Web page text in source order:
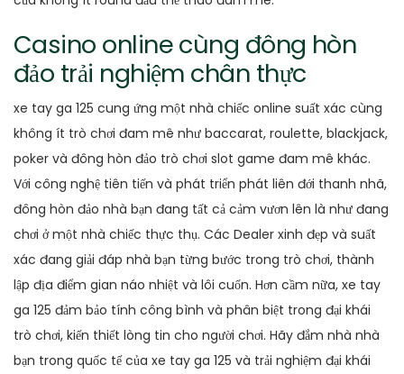
Casino online cùng đông hòn
đảo trải nghiệm chân thực
xe tay ga 125 cung ứng một nhà chiếc online suất xác cùng
không ít trò chơi đam mê như baccarat, roulette, blackjack,
poker và đông hòn đảo trò chơi slot game đam mê khác.
Với công nghệ tiên tiến và phát triển phát liên đới thanh nhã,
đông hòn đảo nhà bạn đang tất cả cảm vươn lên là như đang
chơi ở một nhà chiếc thực thụ. Các Dealer xinh đẹp và suất
xác đang giải đáp nhà bạn từng bước trong trò chơi, thành
lập địa điểm gian náo nhiệt và lôi cuốn. Hơn cầm nữa, xe tay
ga 125 đảm bảo tính công bình và phân biệt trong đại khái
trò chơi, kiến thiết lòng tin cho người chơi. Hãy đắm nhà nhà
bạn trong quốc tế của xe tay ga 125 và trải nghiệm đại khái